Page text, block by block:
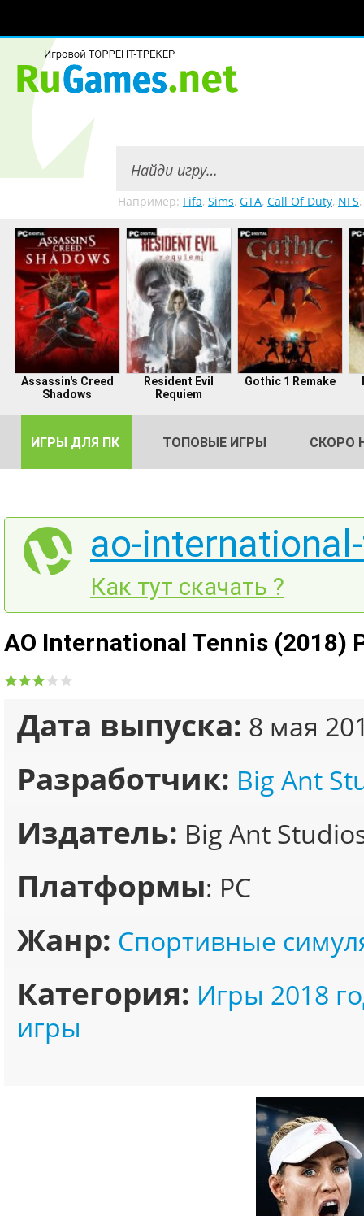
Например: Fifa, Sims, GTA, Call Of Duty, NFS,
Assassin's Creed
Shadows
Resident Evil
Requiem
Gothic 1 Remake
ИГРЫ ДЛЯ ПК ТОПОВЫЕ ИГРЫ СКОРО
ao-
Как тут скачать ?
AO International Tennis (2018)
Дата выпуска: 8 мая
Разработчик: Big Ant
Издатель: Big Ant
Платформы: PC
Жанр: Спортивные
Категория: Игры 2018
игры